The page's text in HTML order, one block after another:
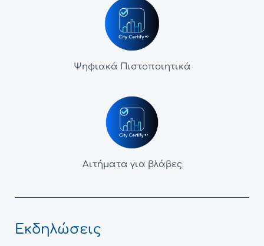
Ψηφιακά Πιστοποιητικά
Αιτήματα για βλάβες
Εκδηλώσεις